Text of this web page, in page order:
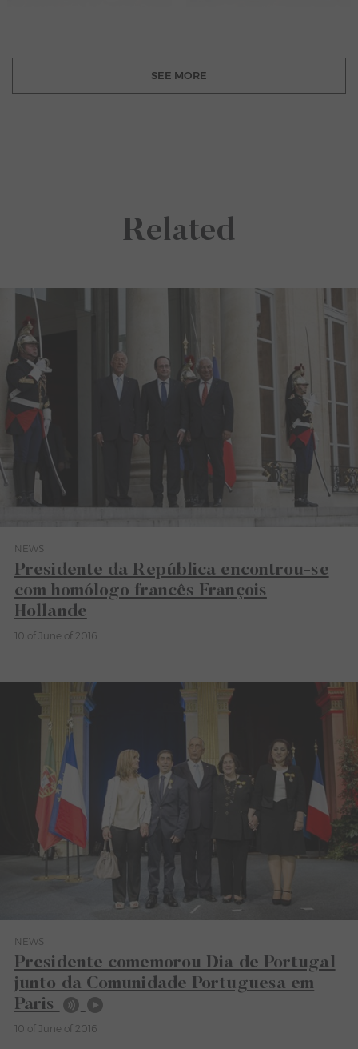
SEE MORE
Related
Category News
NEWS
Presidente da República encontrou-se
com homólogo francês François
Hollande
10 of June of 2016
Category News
NEWS
Presidente comemorou Dia de Portugal
junto da Comunidade Portuguesa em
Paris
10 of June of 2016